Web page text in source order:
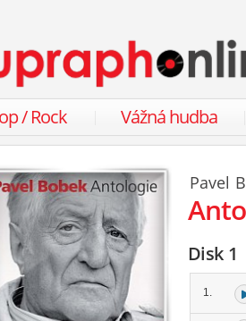
/ Rock Vážná hudba
Pavel
Disk 1
1.